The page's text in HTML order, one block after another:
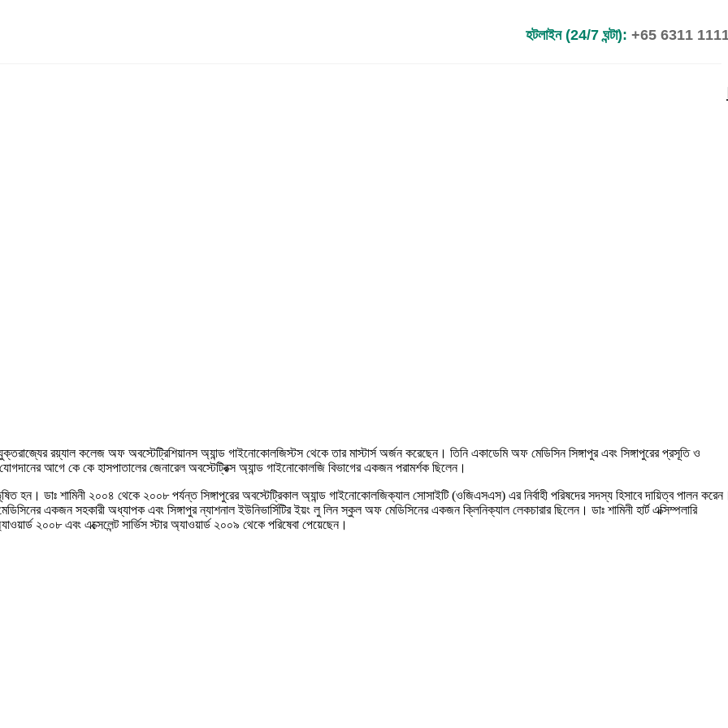
হটলাইন (24/7 ঘন্টা): +65 6311
যুক্তরাজ্যের রয়্যাল কলেজ অফ অবস্টেট্রিশিয়ানস অ্যান্ড গাইনোকোলজিস্টস থেকে তার মাস্টার্স অর্জন করেছেন। তিনি একাডেমি অফ মেডিসিন সিঙ্গাপুর এবং সিঙ্গাপুরের প্রসূতি ও
আগে কে কে হাসপাতালের জেনারেল অবস্টেট্রিক্স অ্যান্ড গাইনোকোলজি বিভাগের একজন পরামর্শক ছিলেন।
হন। ডাঃ শামিনী ২০০৪ থেকে ২০০৮ পর্যন্ত সিঙ্গাপুরের অবস্টেট্রিকাল অ্যান্ড গাইনোকোলজিক্যাল সোসাইটি (ওজিএসএস) এর নির্বাহী পরিষদের সদস্য হিসাবে দায়িত্ব পালন
একজন সহকারী অধ্যাপক এবং সিঙ্গাপুর ন্যাশনাল ইউনিভার্সিটির ইয়ং লু লিন স্কুল অফ মেডিসিনের একজন ক্লিনিক্যাল লেকচারার ছিলেন। ডাঃ শামিনী হার্ট এক্সিম্পলারি
২০০৮ এবং এক্সেলেন্ট সার্ভিস স্টার অ্যাওয়ার্ড ২০০৯ থেকে পরিষেবা পেয়েছেন।